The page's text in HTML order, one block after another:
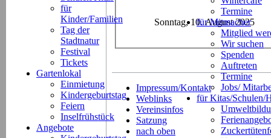
Termine
für Mitmacher
Mitglied
Wir suchen
Spenden
Auftreten
Termine
Jobs/
für Kitas/Schulen/
für
Kinder/Familien
Tag der
Stadtnatur
Festival
Tickets
Gartenlokal
Einmietung
Kindergeburtstag
Feiern
Inselfrühstück
Angebote
Sonntag, 10. August 2025
Impressum/Kontakt
Weblinks
Vereinsinfos
Satzung
nach oben